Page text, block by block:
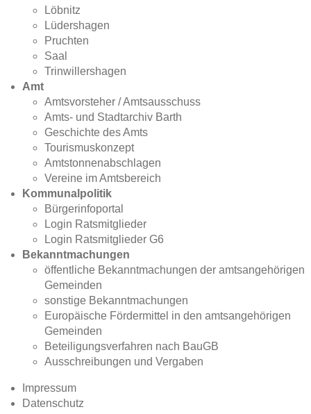
Löbnitz
Lüdershagen
Pruchten
Saal
Trinwillershagen
Amt
Amtsvorsteher / Amtsausschuss
Amts- und Stadtarchiv Barth
Geschichte des Amts
Tourismuskonzept
Amtstonnenabschlagen
Vereine im Amtsbereich
Kommunalpolitik
Bürgerinfoportal
Login Ratsmitglieder
Login Ratsmitglieder G6
Bekanntmachungen
öffentliche Bekanntmachungen der amtsangehörigen
Gemeinden
sonstige Bekanntmachungen
Europäische Fördermittel in den amtsangehörigen
Gemeinden
Beteiligungsverfahren nach BauGB
Ausschreibungen und Vergaben
Impressum
Datenschutz